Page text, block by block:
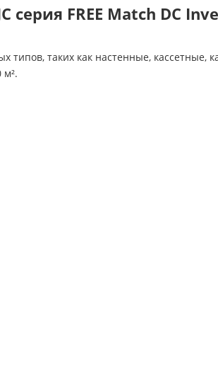
FREE Match DC
типов, таких как настенные, кассетные,